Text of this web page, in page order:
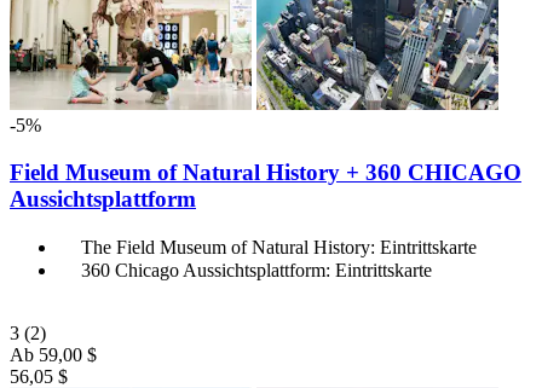
-5%
Field Museum of Natural History + 360 CHICAGO
Aussichtsplattform
The Field Museum of Natural History: Eintrittskarte
360 Chicago Aussichtsplattform: Eintrittskarte
3 (2)
Ab 59,00 $
56,05 $